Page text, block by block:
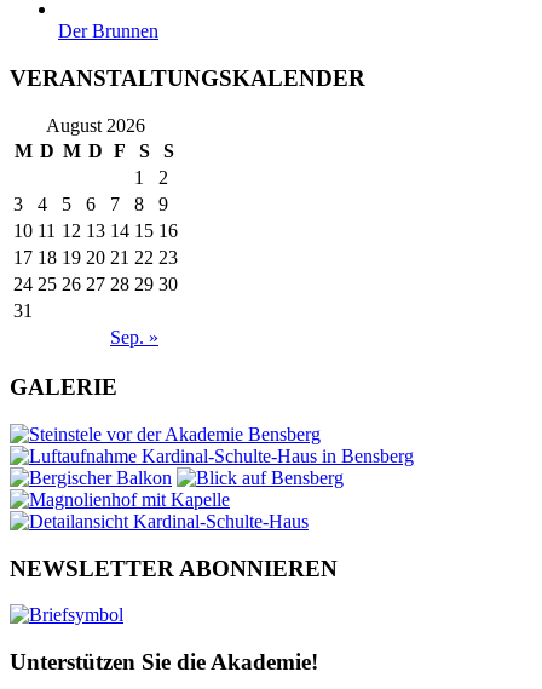
Der Brunnen
VERANSTALTUNGSKALENDER
August 2026
M D M D F S S
Sep. »
1
2
3
4 5 6 7 8
9
10 11 12 13 14 15 16
17 18 19 20 21 22 23
24 25 26 27 28 29 30
31
GALERIE
NEWSLETTER ABONNIEREN
Unterstützen Sie die Akademie!